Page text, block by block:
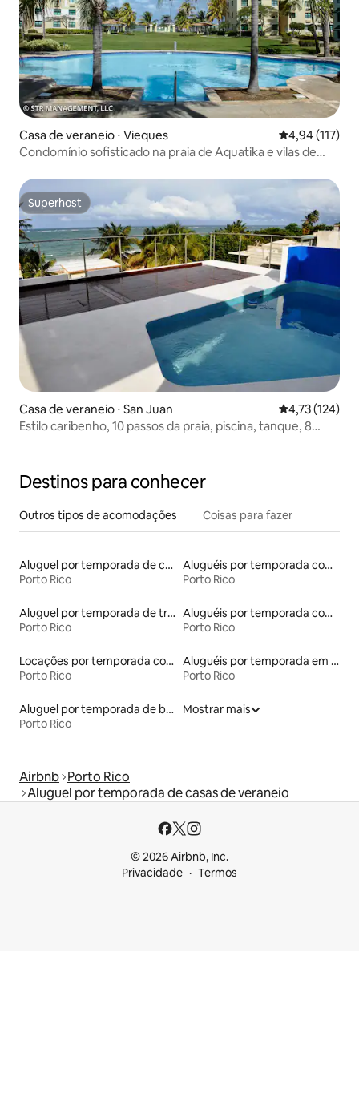
Casa de veraneio ⋅ Vieques 4,94 de uma
4,94 (117)
Condomínio sofisticado na praia de Aquatika e vilas de
Superhost
Superhost
Casa de veraneio ⋅ San Juan 4,73 de uma
4,73 (124)
Estilo caribenho, 10 passos da praia, piscina, tanque, 8
Destinos para conhecer
Outros tipos de acomodações Coisas para fazer
Aluguel por temporada de contêineres
Porto Rico
Aluguéis por temporada com acesso à praia
Porto Rico
Aluguel por temporada de trailers
Porto Rico
Aluguéis por temporada com sauna
Porto Rico
Locações por temporada com piscina
Porto Rico
Aluguéis por temporada em albergue
Porto Rico
Aluguel por temporada de barcos
Porto Rico
Mostrar mais
Airbnb Porto Rico
Aluguel por temporada de casas de veraneio
© 2026 Airbnb, Inc.
Privacidade
Termos